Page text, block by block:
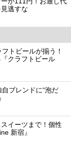
逃すな
トビールが揃う！
クラフトビール
ブレンドに“泡だ
イーツまで！個性
新宿』